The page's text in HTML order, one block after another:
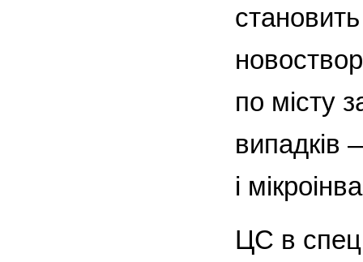
по місту
випадків
і
ЦС в